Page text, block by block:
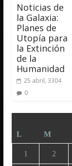
Noticias de
la Galaxia:
Planes de
Utopía para
la Extinción
de la
Humanidad
25 abril, 3304
0
L
M
1 2